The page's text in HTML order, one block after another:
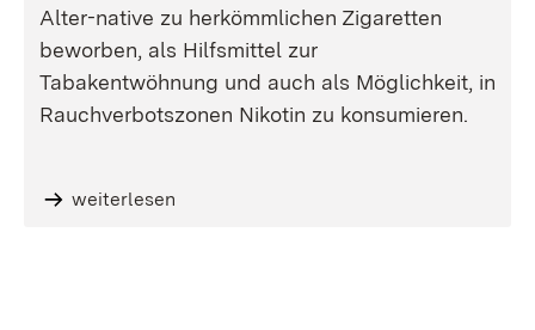
Alter-native zu herkömmlichen Zigaretten
beworben, als Hilfsmittel zur
Tabakentwöhnung und auch als Möglichkeit, in
Rauchverbotszonen Nikotin zu konsumieren.
weiterlesen